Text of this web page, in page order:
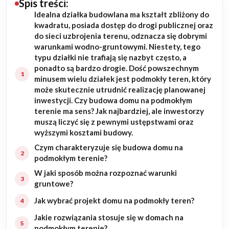
Budowa domu
Rezydencje
Rozbudowa
Remonty
Budynki biurowe
Realizacje
Referencje
Filmy
Ogrody
Spis treści:
Idealna działka budowlana ma kształt zbliżony do
kwadratu, posiada dostęp do drogi publicznej oraz
do sieci uzbrojenia terenu, odznacza się dobrymi
warunkami wodno-gruntowymi. Niestety, tego
typu działki nie trafiają się nazbyt często, a
ponadto są bardzo drogie. Dość powszechnym
minusem wielu działek jest podmokły teren, który
może skutecznie utrudnić realizację planowanej
inwestycji. Czy budowa domu na podmokłym
terenie ma sens? Jak najbardziej, ale inwestorzy
muszą liczyć się z pewnymi ustępstwami oraz
wyższymi kosztami budowy.
Czym charakteryzuje się budowa domu na
podmokłym terenie?
W jaki sposób można rozpoznać warunki
gruntowe?
Jak wybrać projekt domu na podmokły teren?
Jakie rozwiązania stosuje się w domach na